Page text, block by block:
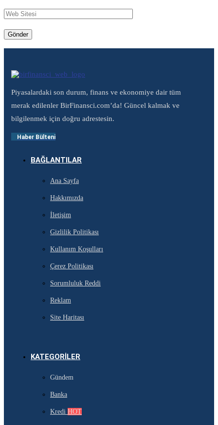
Piyasalardaki son durum, finans ve ekonomiye dair tüm
merak edilenler BirFinansci.com’da! Güncel kalmak ve
bilgilenmek için doğru adrestesin.
Haber Bülteni
BAĞLANTILAR
Ana Sayfa
Hakkımızda
İletişim
Gizlilik Politikası
Kullanım Koşulları
Çerez Politikası
Sorumluluk Reddi
Reklam
Site Haritası
KATEGORILER
Gündem
Banka
Kredi HOT